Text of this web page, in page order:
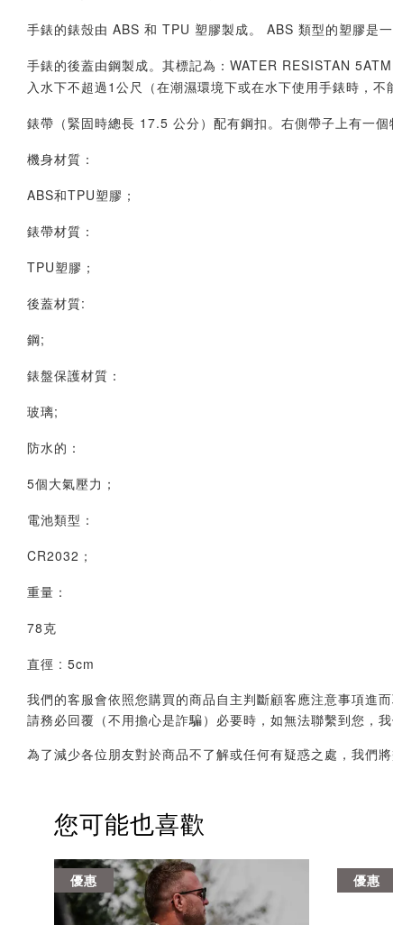
手錶的錶殼由 ABS 和 TPU 塑膠製成。 ABS 類型的塑膠是
手錶的後蓋由鋼製成。其標記為：WATER RESISTAN
入水下不超過1公尺（在潮濕環境下或在水下使用手錶時，
錶帶（緊固時總長 17.5 公分）配有鋼扣。右側帶子上有一個
機身材質：
ABS和TPU塑膠；
錶帶材質：
TPU塑膠；
後蓋材質:
鋼;
錶盤保護材質：
玻璃;
防水的：
5個大氣壓力；
電池類型：
CR2032；
重量：
78克
直徑 : 5cm
我們的客服會依照您購買的商品自主判斷顧客應注意事項
請務必回覆（不用擔心是詐騙）必要時，如無法聯繫到您，
為了減少各位朋友對於商品不了解或任何有疑惑之處，我們
您可能也喜歡
優惠 優惠